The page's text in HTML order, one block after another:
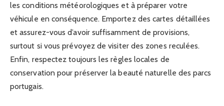
les conditions météorologiques et à préparer votre
véhicule en conséquence. Emportez des cartes détaillées
et assurez-vous d’avoir suffisamment de provisions,
surtout si vous prévoyez de visiter des zones reculées.
Enfin, respectez toujours les règles locales de
conservation pour préserver la beauté naturelle des parcs
portugais.